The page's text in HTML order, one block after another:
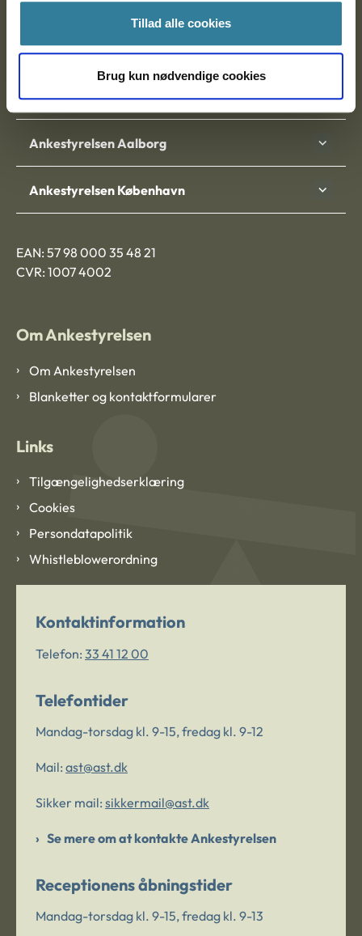
Tillad alle cookies
Brug kun nødvendige cookies
Nytorv 7, 2. sal
9000 Aalborg
Ankestyrelsen Aalborg
Ankestyrelsen København
EAN: 57 98 000 35 48 21
CVR: 1007 4002
Om Ankestyrelsen
Om Ankestyrelsen
Blanketter og kontaktformularer
Links
Tilgængelighedserklæring
Cookies
Persondatapolitik
Whistleblowerordning
Kontaktinformation
Telefon: 33 41 12 00
Telefontider
Mandag-torsdag kl. 9-15, fredag kl. 9-12
Mail: ast@ast.dk
Sikker mail: sikkermail@ast.dk
Se mere om at kontakte Ankestyrelsen
Receptionens åbningstider
Mandag-torsdag kl. 9-15, fredag kl. 9-13